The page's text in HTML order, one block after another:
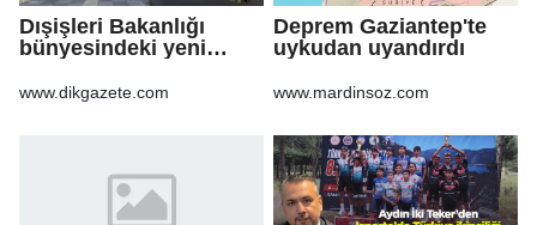
Dışişleri Bakanlığı
bünyesindeki yeni
Gazete'de
www.dikgazete.com
Deprem Gaziantep'te
uykudan uyandırdı
www.mardinsoz.com